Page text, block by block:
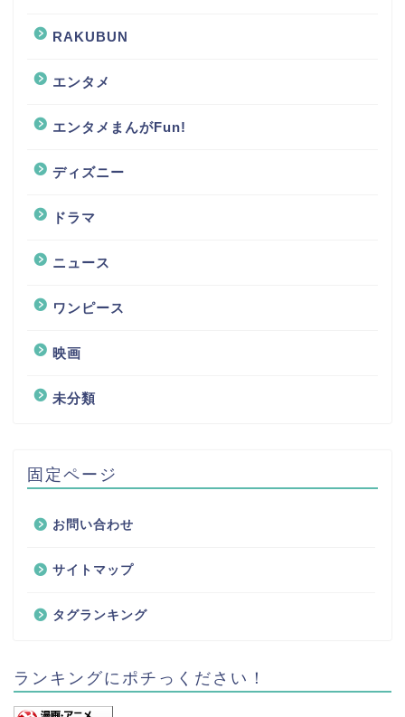
RAKUBUN
エンタメ
エンタメまんがFun!
ディズニー
ドラマ
ニュース
ワンピース
映画
未分類
固定ページ
お問い合わせ
サイトマップ
タグランキング
ランキングにポチっください！